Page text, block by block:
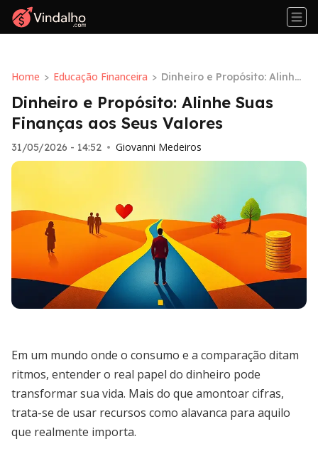
Home > Educação Financeira > Dinheiro e Propósito: Alinhe
Suas Finanças aos Seus Val
ores
Dinheiro e Propósito: Alinhe Suas
Finanças aos Seus Valores
31/05/2026 - 14:52 • Giovanni Medeiros
Em um mundo onde o consumo e a comparação ditam
ritmos, entender o real papel do dinheiro pode
transformar sua vida. Mais do que amontoar cifras,
trata-se de usar recursos como alavanca para aquilo
que realmente importa.